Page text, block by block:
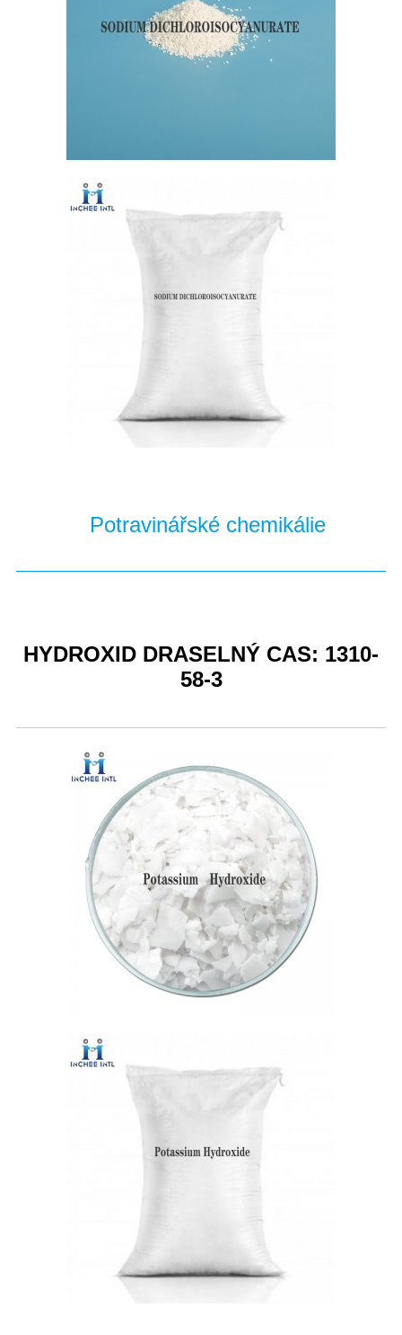
Potravinářské chemikálie
HYDROXID DRASELNÝ CAS: 1310-
58-3